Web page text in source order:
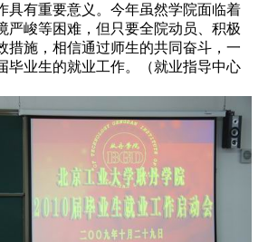
具有重要意义。今年虽然学院面临着
严峻等困难，但只要全院动员、积极
措施，相信通过师生的共同奋斗，一
毕业生的就业工作。（就业指导中心